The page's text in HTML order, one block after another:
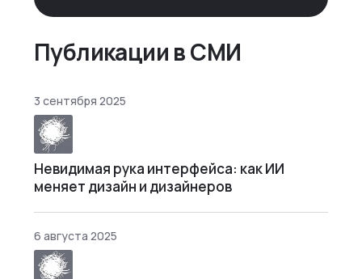
днями. А то и неделями, если сильно
Публикации в СМИ
3 сентября 2025
Невидимая рука интерфейса: как ИИ
меняет дизайн и дизайнеров
6 августа 2025